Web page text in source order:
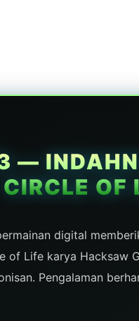
—
CIRCLE OF
digital
of Life karya Hacksaw
Pengalaman